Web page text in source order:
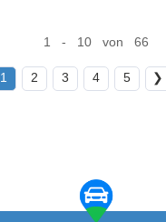
1 - 10 von 66
1 2 3 4 5 ❯